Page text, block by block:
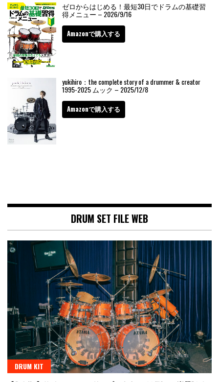
ゼロからはじめる！最短30日でドラムの基礎習
得メニュー – 2026/9/16
Amazonで購入する
yukihiro：the complete story of a drummer & creator
1995-2025 ムック – 2025/12/8
Amazonで購入する
DRUM SET FILE WEB
DRUM KIT